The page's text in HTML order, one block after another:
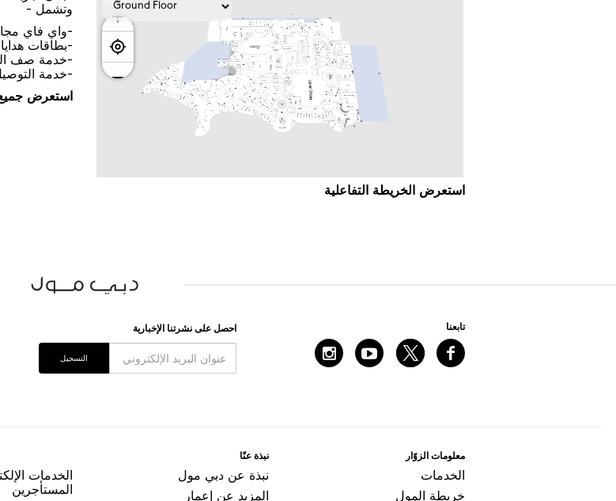
اﺳﺘﻌﺮﺽ اﻟﺨﺮﻳﻄﺔ اﻟﺘﻔﺎﻋﻠﻴﺔ
ﻭﺗﺸﻤﻞ -
-ﻭاﻱ ﻓﺎﻱ
-ﺑﻄﺎﻗﺎﺕ ﻫﺪاﻳﺎ
-ﺧﺪﻣﺔ ﺻﻒ
-ﺧﺪﻣﺔ
اﺳﺘﻌﺮﺽ
ﺗﺎﺑﻌﻨﺎ اﺣﺼﻞ ﻋﻠﻰ ﻧﺸﺮﺗﻨﺎ اﻹﺧﺒﺎﺭﻳﺔ
اﻟﺘﺴﺠﻴﻞ
ﻣﻌﻠﻮﻣﺎﺕ اﻟﺰﻭّاﺭ
اﻟﺨﺪﻣﺎﺕ
ﺧﺮﻳﻄﺔ اﻟﻤﻮﻝ
ﻧﺒﺬﺓ ﻋﻨّﺎ
ﻧﺒﺬﺓ ﻋﻦ ﺩﺑﻲ ﻣﻮﻝ
المزيد عن إعمار
اﻟﺨﺪﻣﺎﺕ
اﻟﻤﺴﺘﺄﺟﺮﻳﻦ